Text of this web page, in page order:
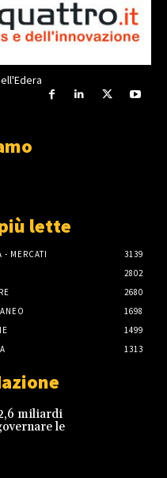
lette
MERCATI
3139
2802
2680
1698
1499
1313
miliardi
le